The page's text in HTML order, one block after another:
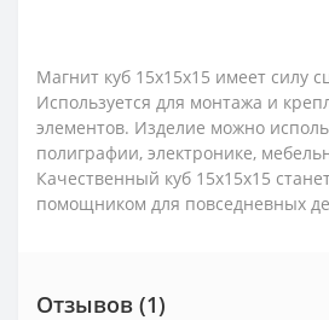
Магнит куб 15х15х15 имеет силу
Используется для монтажа и
элементов. Изделие можно
полиграфии, электронике,
Качественный куб 15х15х15
помощником для повседневных
Отзывов (1)